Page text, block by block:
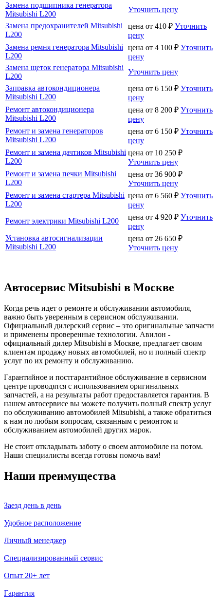
Замена подшипника генератора
Mitsubishi L200
Уточнить цену
Замена предохранителей Mitsubishi
L200
цена от 410 ₽ Уточнить
цену
Замена ремня генератора Mitsubishi
L200
цена от 4 100 ₽ Уточнить
цену
Замена щеток генератора Mitsubishi
L200
Уточнить цену
Заправка автокондиционера
Mitsubishi L200
цена от 6 150 ₽ Уточнить
цену
Ремонт автокондиционера
Mitsubishi L200
цена от 8 200 ₽ Уточнить
цену
Ремонт и замена генераторов
Mitsubishi L200
цена от 6 150 ₽ Уточнить
цену
Ремонт и замена дачтиков Mitsubishi
L200
цена от 10 250 ₽
Уточнить цену
Ремонт и замена печки Mitsubishi
L200
цена от 36 900 ₽
Уточнить цену
Ремонт и замена стартера Mitsubishi
L200
цена от 6 560 ₽ Уточнить
цену
Ремонт электрики Mitsubishi L200
цена от 4 920 ₽ Уточнить
цену
Установка автосигнализации
Mitsubishi L200
цена от 26 650 ₽
Уточнить цену
Автосервис Mitsubishi в Москве
Когда речь идет о ремонте и обслуживании автомобиля,
важно быть уверенным в сервисном обслуживании.
Официальный дилерский сервис – это оригинальные запчасти
и применены проверенные технологии. Авилон -
официальный дилер Mitsubishi в Москве, предлагает своим
клиентам продажу новых автомобилей, но и полный спектр
услуг по их ремонту и обслуживанию.
Гарантийное и постгарантийное обслуживание в сервисном
центре проводятся с использованием оригинальных
запчастей, а на результаты работ предоставляется гарантия. В
нашем автосервисе вы можете получить полный спектр услуг
по обслуживанию автомобилей Mitsubishi, а также обратиться
к нам по любым вопросам, связанным с ремонтом и
обслуживанием автомобилей других марок.
Не стоит откладывать заботу о своем автомобиле на потом.
Наши специалисты всегда готовы помочь вам!
Наши преимущества
Заезд день в день
Удобное расположение
Личный менеджер
Специализированный сервис
Опыт 20+ лет
Гарантия